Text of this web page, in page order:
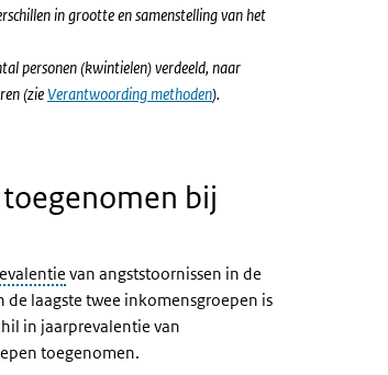
in grootte en samenstelling van het
personen (kwintielen) verdeeld, naar
(zieVerantwoording methoden).
link)
bij
van angststoornissen in de
laagste twee inkomensgroepen is
in jaarprevalentie van
toegenomen.